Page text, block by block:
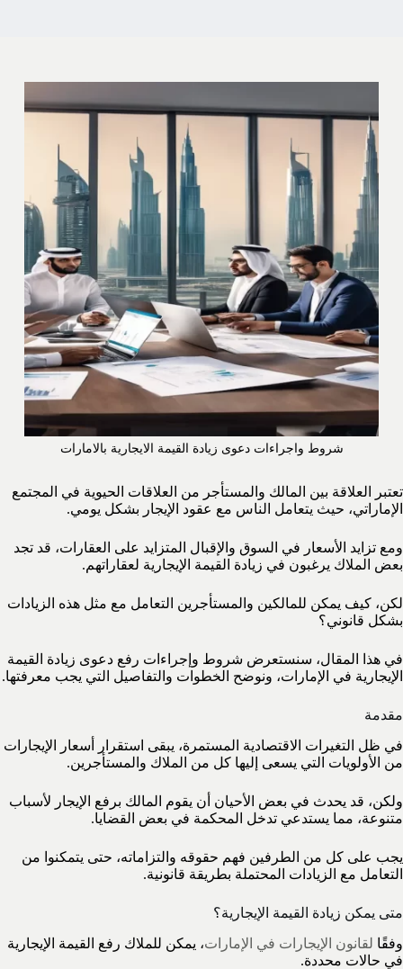
شروط واجراءات دعوى زيادة القيمة الايجارية بالامارات
تعتبر العلاقة بين المالك والمستأجر من العلاقات الحيوية في المجتمع
الإماراتي، حيث يتعامل الناس مع عقود الإيجار بشكل يومي.
ومع تزايد الأسعار في السوق والإقبال المتزايد على العقارات، قد تجد
بعض الملاك يرغبون في زيادة القيمة الإيجارية لعقاراتهم.
لكن، كيف يمكن للمالكين والمستأجرين التعامل مع مثل هذه الزيادات
بشكل قانوني؟
في هذا المقال، سنستعرض شروط وإجراءات رفع دعوى زيادة القيمة
الإيجارية في الإمارات، ونوضح الخطوات والتفاصيل التي يجب معرفتها.
مقدمة
في ظل التغيرات الاقتصادية المستمرة، يبقى استقرار أسعار الإيجارات
من الأولويات التي يسعى إليها كل من الملاك والمستأجرين.
ولكن، قد يحدث في بعض الأحيان أن يقوم المالك برفع الإيجار لأسباب
متنوعة، مما يستدعي تدخل المحكمة في بعض القضايا.
يجب على كل من الطرفين فهم حقوقه والتزاماته، حتى يتمكنوا من
التعامل مع الزيادات المحتملة بطريقة قانونية.
متى يمكن زيادة القيمة الإيجارية؟
وفقًا لقانون الإيجارات في الإمارات، يمكن للملاك رفع القيمة الإيجارية
في حالات محددة.